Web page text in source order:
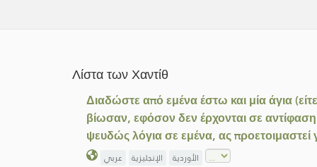
Λίστα των Χαντίθ
Διαδώστε από εμένα έστω και μία άγια
βίωσαν, εφόσον δεν έρχονται σε
ψευδώς λόγια σε εμένα, ας
عربي الإنجليزية الأوردية